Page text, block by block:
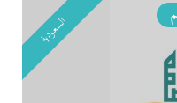
السعودية